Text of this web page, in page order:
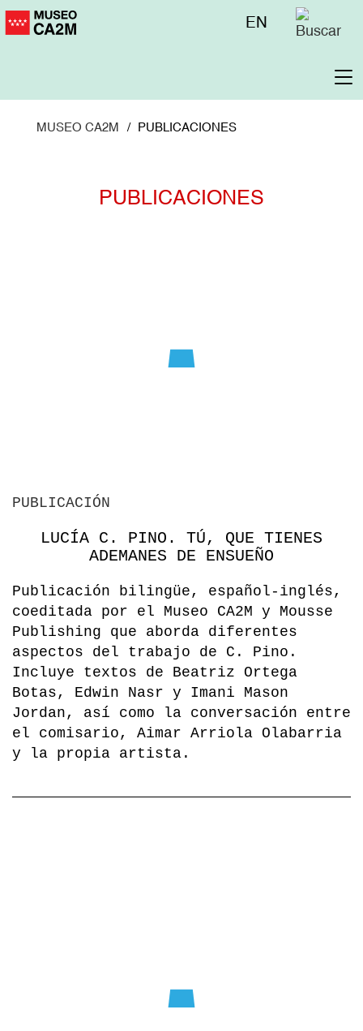
Pasar
Menú
EN
MUSEO CA2M PUBLICACIONES
PUBLICACIONES
PUBLICACIÓN
LUCÍA C. PINO. TÚ, QUE TIENES
ADEMANES DE ENSUEÑO
Publicación bilingüe, español-inglés,
coeditada por el Museo CA2M y Mousse
Publishing que aborda diferentes
aspectos del trabajo de C. Pino.
Incluye textos de Beatriz Ortega
Botas, Edwin Nasr y Imani Mason
Jordan, así como la conversación entre
el comisario, Aimar Arriola Olabarria
y la propia artista.